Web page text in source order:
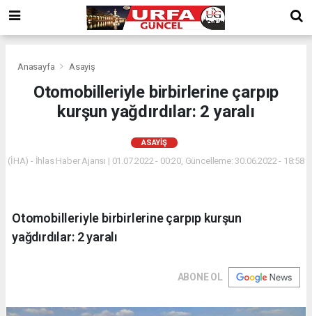
Anasayfa Asayiş
Otomobilleriyle birbirlerine çarpıp
kurşun yağdırdılar: 2 yaralı
ASAYIŞ
(İHA) - İhlas Haber Ajansı | 01.07.2022 - 00:20, Güncelleme: 30.06.2022 - 18:58
Otomobilleriyle birbirlerine çarpıp kurşun
yağdırdılar: 2 yaralı
ABONE OL